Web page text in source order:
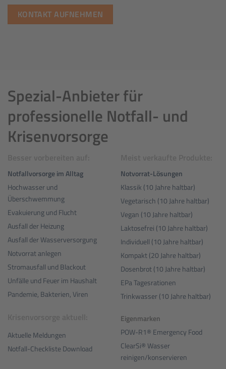
KONTAKT AUFNEHMEN
Spezial-Anbieter für
professionelle Notfall- und
Krisenvorsorge
Notfallvorsorge im Alltag
Hochwasser und
Überschwemmung
Evakuierung und Flucht
Ausfall der Heizung
Ausfall der Wasserversorgung
Notvorrat anlegen
Stromausfall und Blackout
Unfälle und Feuer im Haushalt
Pandemie, Bakterien, Viren
Aktuelle Meldungen
Notfall-Checkliste Download
Notvorrat-Lösungen
Klassik (10 Jahre haltbar)
Vegetarisch (10 Jahre haltbar)
Vegan (10 Jahre haltbar)
Laktosefrei (10 Jahre haltbar)
Individuell (10 Jahre haltbar)
Kompakt (20 Jahre haltbar)
Dosenbrot (10 Jahre haltbar)
EPa Tagesrationen
Trinkwasser (10 Jahre haltbar)
Eigenmarken
POW-R1® Emergency Food
ClearSi® Wasser
reinigen/konservieren